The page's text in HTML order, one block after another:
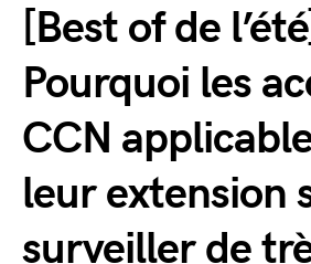
[Best of de
Pourquoi les
CCN
leur extension
surveiller de